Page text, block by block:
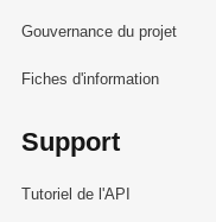
Gouvernance du projet
Fiches d'information
Support
Tutoriel de l'API